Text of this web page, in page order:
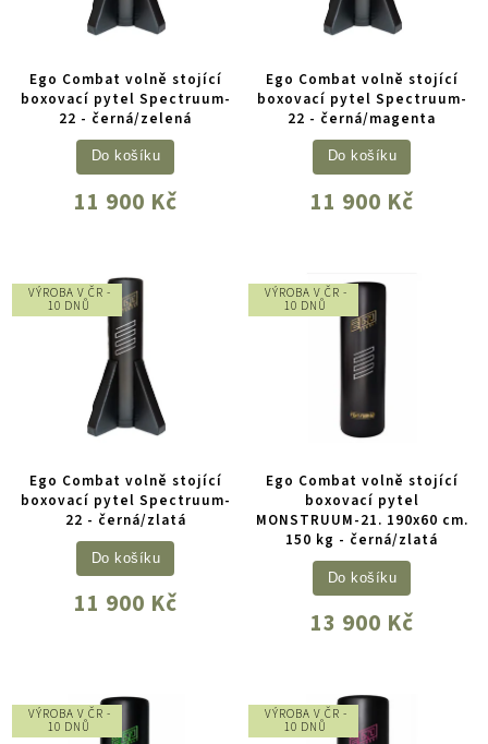
Ego Combat volně stojící
boxovací pytel Spectruum-
22 - černá/zelená
11 900 Kč
Do košíku
Ego Combat volně stojící
boxovací pytel Spectruum-
22 - černá/magenta
11 900 Kč
Do košíku
VÝROBA V ČR -
10 DNŮ
Ego Combat volně stojící
boxovací pytel Spectruum-
22 - černá/zlatá
11 900 Kč
Do košíku
VÝROBA V ČR -
10 DNŮ
Ego Combat volně stojící
boxovací pytel
MONSTRUUM-21. 190x60 cm.
150 kg - černá/zlatá
13 900 Kč
Do košíku
VÝROBA V ČR -
10 DNŮ
VÝROBA V ČR -
10 DNŮ